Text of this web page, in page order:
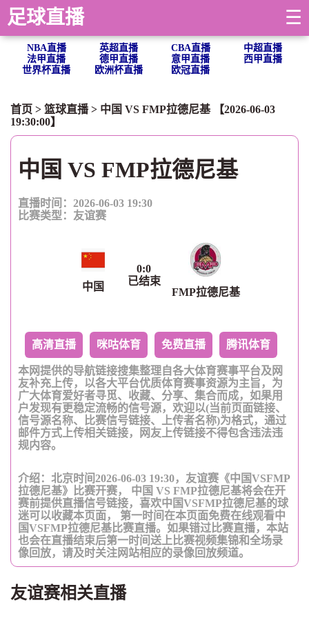
足球直播 ☰
NBA直播 英超直播 CBA直播
中超直播
法甲直播
德甲直播 意甲直播
西甲直播
世界杯直播
欧洲杯直播 欧冠直播
首页 > 篮球直播> 中国 VS FMP拉德尼基 【2026-06-03
19:30:00】
中国 VS FMP拉德尼基
直播时间：2026-06-03 19:30
比赛类型： 友谊赛
中国
0:0
已结束
FMP拉德尼基
高清直播 咪咕体育 免费直播 腾讯体育
本网提供的导航链接搜集整理自各大体育赛事平台及网
友补充上传，以各大平台优质体育赛事资源为主旨，为
广大体育爱好者寻觅、收藏、分享、集合而成，如果用
户发现有更稳定流畅的信号源，欢迎以(当前页面链接、
信号源名称、比赛信号链接、上传者名称)为格式，通过
邮件方式上传相关链接，网友上传链接不得包含违法违
规内容。
介绍：北京时间2026-06-03 19:30，友谊赛《中国VSFMP
拉德尼基》比赛开赛， 中国 VS FMP拉德尼基将会在开
赛前提供直播信号链接，喜欢中国VSFMP拉德尼基的球
迷可以收藏本页面， 第一时间在本页面免费在线观看中
国VSFMP拉德尼基比赛直播。如果错过比赛直播，本站
也会在直播结束后第一时间送上比赛视频集锦和全场录
像回放，请及时关注网站相应的录像回放频道。
友谊赛相关直播